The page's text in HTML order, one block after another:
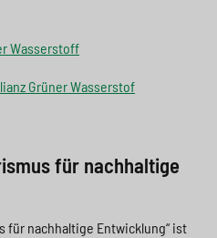
Wasserstoff
Grüner Wasserstof
für nachhaltige
für nachhaltige Entwicklung“ ist